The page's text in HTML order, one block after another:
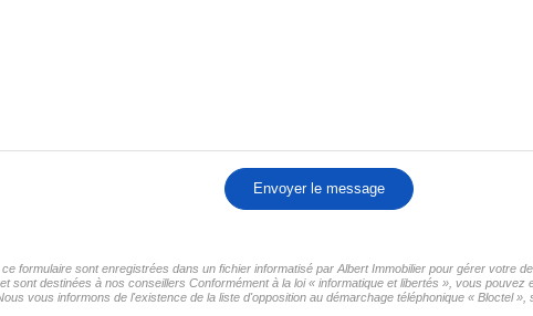
Envoyer le message
formulaire sont enregistrées dans un fichier informatisé par Albert Immobilier pour gérer
sont destinées à nos conseillers Conformément à la loi « informatique et libertés », vous
vous informons de l'existence de la liste d'opposition au démarchage téléphonique « Bloctel